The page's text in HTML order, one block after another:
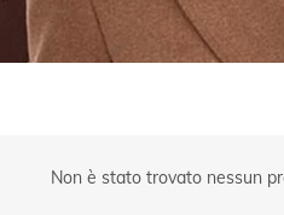
Non è stato trovato nessun